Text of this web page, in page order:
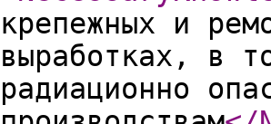
крепежных и
выработках, в
радиационно